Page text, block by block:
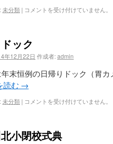
未分類 | コメントを受け付けていません。
ック
年12月22日 作成者:admin
末恒例の日帰りドック（胃
読む →
未分類 | コメントを受け付けていません。
小閉校式典